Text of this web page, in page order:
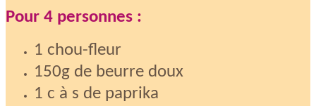
Pour 4 personnes :
1 chou-fleur
150g de beurre doux
1 c à s de paprika